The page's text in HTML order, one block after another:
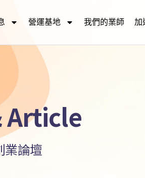
營運基地 我們的業師 加
Article
業論壇